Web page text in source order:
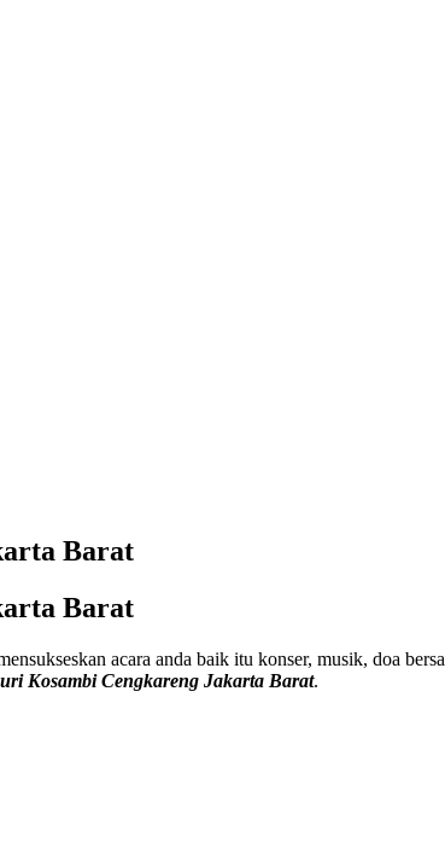
Barat
Barat
acara anda baik itu konser, musik, doa
Kosambi Cengkareng Jakarta Barat.